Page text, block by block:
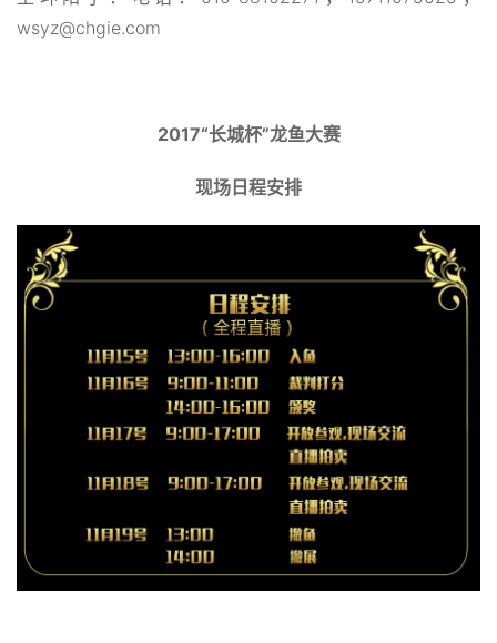
wsyz@chgie.com
2017“长城杯”龙鱼大赛
现场日程安排